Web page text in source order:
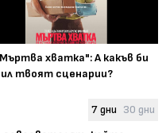
хватка": А какъв би
твоят сценарии?
7 дни 30 дни